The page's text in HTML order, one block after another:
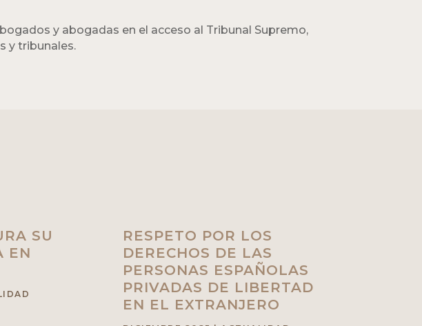
y abogadas en el acceso al Tribunal Supremo,
y tribunales.
SU
EN
RESPETO POR LOS
DERECHOS DE LAS
PERSONAS ESPAÑOLAS
PRIVADAS DE LIBERTAD
EN EL EXTRANJERO